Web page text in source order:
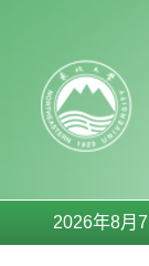
2026年8月